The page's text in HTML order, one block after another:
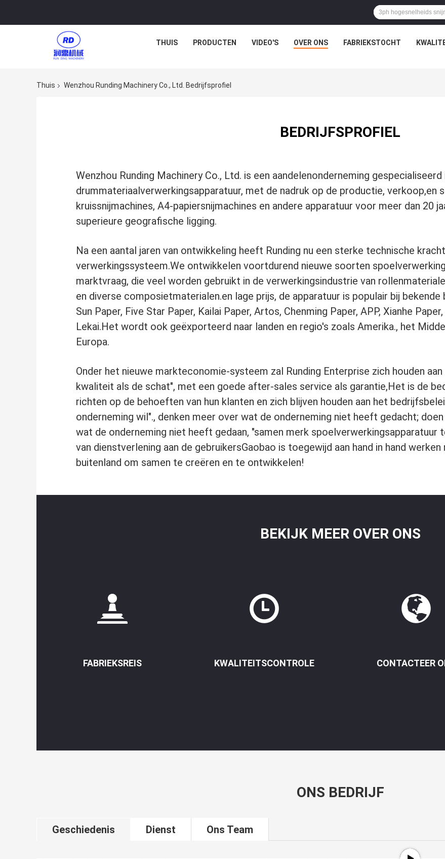
THUIS PRODUCTEN VIDEO'S OVER ONS FABRIEKSTOCHT
Thuis Wenzhou Runding Machinery Co., Ltd. Bedrijfsprofiel
BEDRIJFSPROFIEL
Wenzhou Runding Machinery Co., Ltd. is een aandelenonderneming
drummateriaalverwerkingsapparatuur, met de nadruk op de productie, verkoop,en
kruissnijmachines, A4-papiersnijmachines en andere apparatuur voor meer dan 20
superieure geografische ligging.
Na een aantal jaren van ontwikkeling heeft Runding nu een sterke technische
verwerkingssysteem.We ontwikkelen voortdurend nieuwe soorten
marktvraag, die veel worden gebruikt in de verwerkingsindustrie van
en diverse composietmaterialen.en lage prijs, de apparatuur is populair bij bekende
Sun Paper, Five Star Paper, Kailai Paper, Artos, Chenming Paper, APP, Xianhe
Lekai.Het wordt ook geëxporteerd naar landen en regio's zoals Amerika., het
Europa.
Onder het nieuwe markteconomie-systeem zal Runding Enterprise zich houden
kwaliteit als de schat", met een goede after-sales service als garantie,Het is de
richten op de behoeften van hun klanten en zich blijven houden aan het
onderneming wil"., denken meer over wat de onderneming niet heeft gedacht;
wat de onderneming niet heeft gedaan, "samen merk spoelverwerkingsapparatuur
van dienstverlening aan de gebruikersGaobao is toegewijd aan hand in hand
buitenland om samen te creëren en te ontwikkelen!
BEKIJK MEER OVER ONS
FABRIEKSREIS KWALITEITSCONTROLE CONTACTEER
ONS BEDRIJF
Geschiedenis Dienst Ons Team